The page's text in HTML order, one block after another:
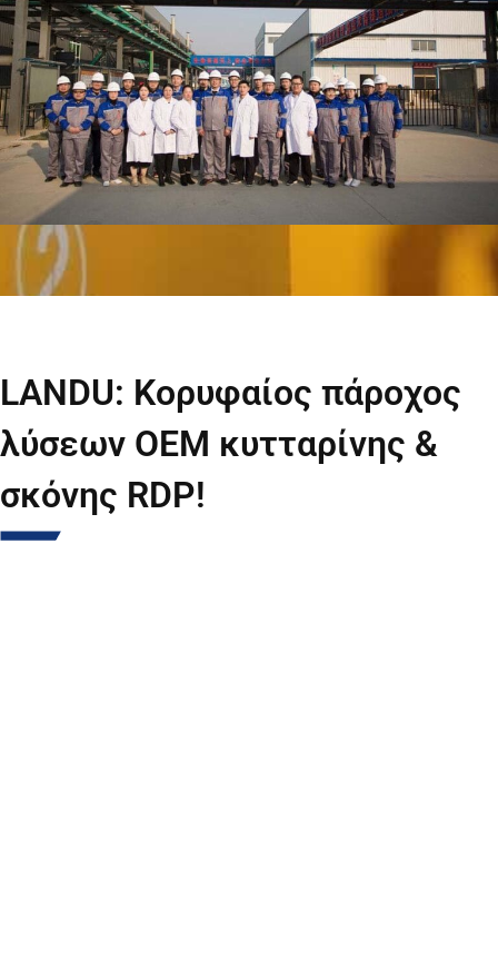
LANDU: Κορυφαίος πάροχος
λύσεων OEM κυτταρίνης &
σκόνης RDP!